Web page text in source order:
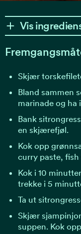
Vis
Skjær
Bland sammen
marinade og ha
Bank
en skjærefjøl.
Kok opp
curry paste, fish
Kok i 10
trekke i 5
Ta ut
Skjær
suppen. Kok